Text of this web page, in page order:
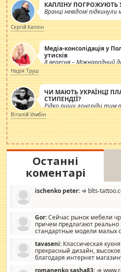
КАПЛІНУ ПОГРОЖУЮТЬ
Вранці невідомі
Сергій Каплін
Медіа-консолідація у
утисків
8 вересня – Міжнародний
журналістів.
Надія Труш
ЧИ МАЮТЬ УКРАЇНЦІ
СТИПЕНДІЇ?
Рідко пишу лонгріди тим
просто дістало! Обурюють
навколо
роздувається ще одна
Віталій Улибін
Останні
коментарі
ischenko peter: ⇒ blts-
Gor:Сейчас рынок мебели
причем предлагают
стандартные модели малых
стандартные формы, в MebelOk,
со вкусом все в порядке, без
мебель, а это не последний фактор.
tavaseni: Классическая
прекрасный дизайн,
благодаря интернет
romanenko sasha83: ⇒